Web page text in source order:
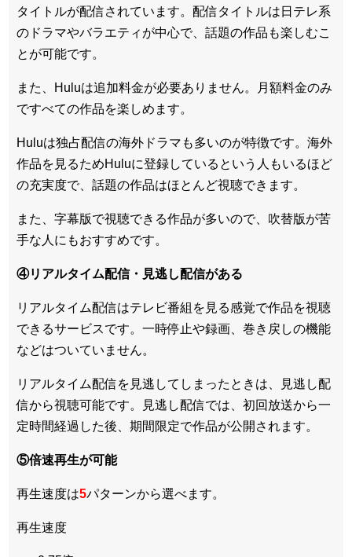
タイトルが配信されています。配信タイトルは 日テレ系
のドラマやバラエティが中心で、話題の作品も楽しむこ
とが可能です。
また、Huluは追加料金が必要ありません。
月額料金のみ
ですべての作品を楽しめます。
Huluは独占配信の海外ドラマも多いのが特徴です。海外
作品を見るためHuluに登録しているという人もいるほど
の充実度で、話題の作品はほとんど視聴できます。
また、 字幕版で視聴できる作品が多いので、吹替版が苦
手な人にもおすすめです。
④リアルタイム配信・見逃し配信がある
リアルタイム配信はテレビ番組を見る感覚で作品を視聴
できるサービスです。一時停止や録画、巻き戻しの機能
などはついていません。
リアルタイム配信を見逃してしまったときは、見逃し配
信から視聴可能です。見逃し配信では、初回放送から一
定時間経過した後、期間限定で作品が公開されます。
⑤倍速再生が可能
再生速度は5パターンから選べます。
再生速度